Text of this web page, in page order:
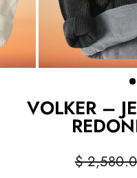
VOLKER –
Precio
$